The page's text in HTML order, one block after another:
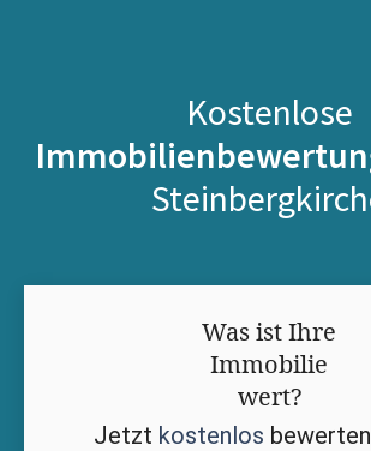
Kostenlose
Was ist Ihre
Immobilie
wert?
Jetzt kostenlos